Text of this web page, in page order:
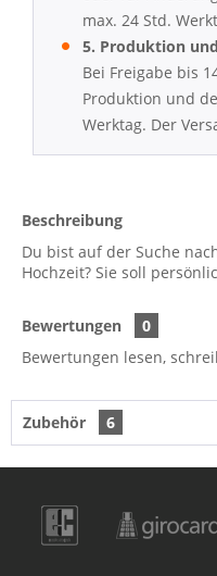
max. 24 Std.
5. Produktion
Bei Freigabe bis
Produktion und
Werktag. Der
Beschreibung
Du bist auf der Suche
Hochzeit? Sie soll
Bewertungen
0
Bewertungen lesen,
Zubehör 6